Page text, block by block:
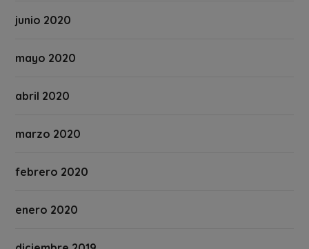
junio 2020
mayo 2020
abril 2020
marzo 2020
febrero 2020
enero 2020